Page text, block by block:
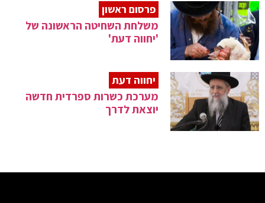
פרסום ראשון
משלחת השחיטה הראשונה של
'יחווה דעת'
יחווה דעת
מערכת כשרות ספרדית חדשה
יוצאת לדרך